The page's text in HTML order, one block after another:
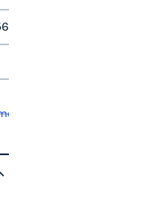
informasjon